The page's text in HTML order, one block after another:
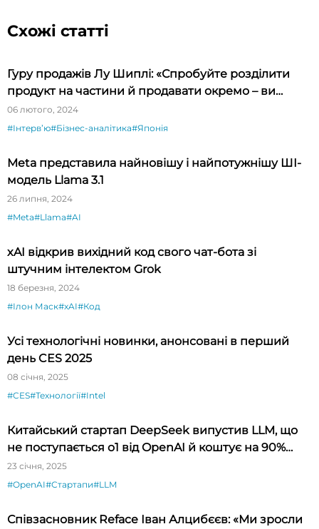
Схожі статті
Гуру продажів Лу Шиплі: «Спробуйте розділити
продукт на частини й продавати окремо – ви
будете вражені»
06 лютого, 2024
#Інтервʼю#Бізнес-аналітика#Японія
Meta представила найновішу і найпотужнішу ШІ-
модель Llama 3.1
26 липня, 2024
#Meta#Llama#AI
xAI відкрив вихідний код свого чат-бота зі
штучним інтелектом Grok
18 березня, 2024
#Ілон Маск#xAI#Код
Усі технологічні новинки, анонсовані в перший
день CES 2025
08 січня, 2025
#CES#Технології#Intel
Китайський стартап DeepSeek випустив LLM, що
не поступається o1 від OpenAI й коштує на 90%
дешевше
23 січня, 2025
#OpenAI#Стартапи#LLM
Співзасновник Reface Іван Алцибєєв: «Ми зросли